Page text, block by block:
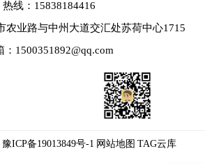
热线：15838184416
农业路与中州大道交汇处苏荷中心1715
：1500351892@qq.com
豫ICP备19013849号-1 网站地图 TAG云库